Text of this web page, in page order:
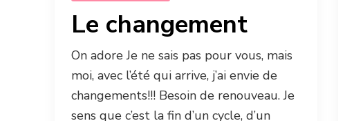
Le changement
On adore Je ne sais pas pour vous, mais
moi, avec l’été qui arrive, j’ai envie de
changements!!! Besoin de renouveau. Je
sens que c’est la fin d’un cycle, d’un